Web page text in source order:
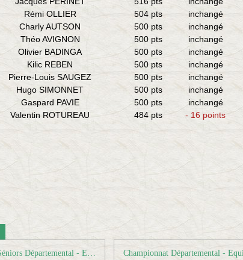
Rémi OLLIER 504 pts
inchangé
Charly AUTSON 500 pts
inchangé
Théo AVIGNON 500 pts
inchangé
Olivier BADINGA 500 pts
inchangé
Kilic REBEN 500 pts
inchangé
Pierre-Louis SAUGEZ 500 pts
inchangé
Hugo SIMONNET 500 pts inchangé
Gaspard PAVIE 500 pts
inchangé
Valentin ROTUREAU 484 pts - 16 points
Résultats championnat Séniors Départemental - Equipe 6 - Journée 6